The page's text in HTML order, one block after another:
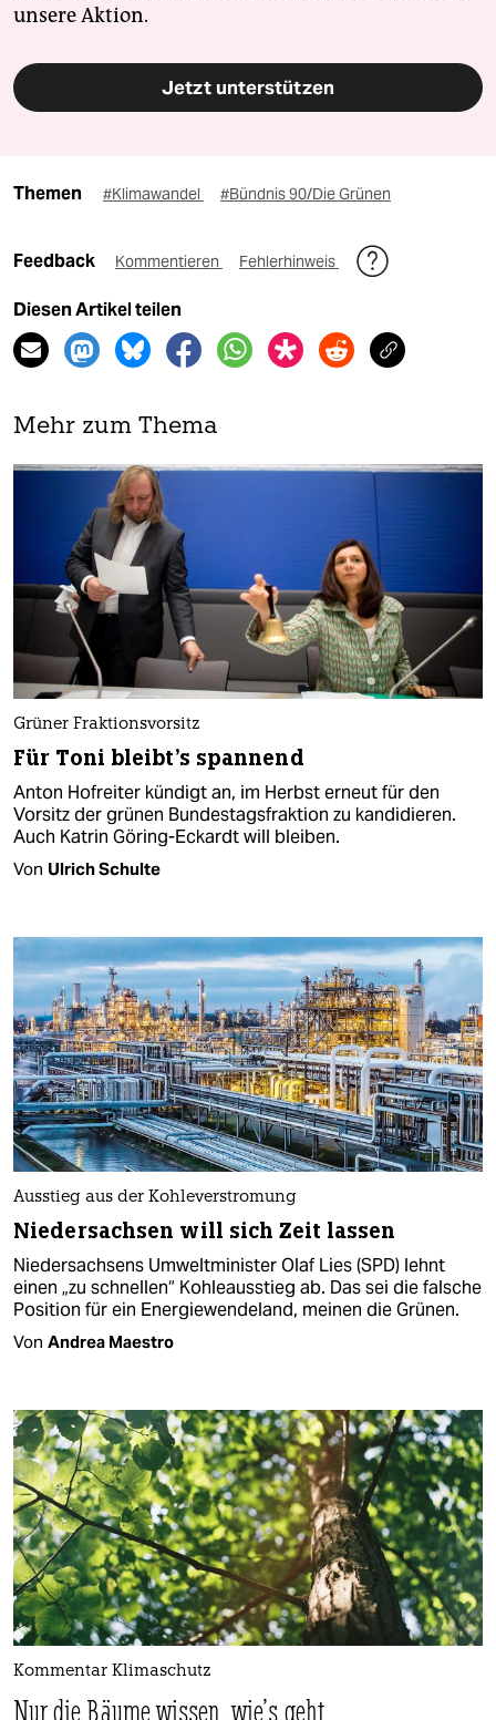
unsere Aktion.
Jetzt unterstützen
Themen #Klimawandel #Bündnis 90/Die Grünen
Feedback Kommentieren Fehlerhinweis
Diesen Artikel teilen
Mehr zum Thema
Grüner Fraktionsvorsitz
Für Toni bleibt's spannend
Anton Hofreiter kündigt an, im Herbst erneut für den
Vorsitz der grünen Bundestagsfraktion zu kandidieren.
Auch Katrin Göring-Eckardt will bleiben.
Von Ulrich Schulte
Ausstieg aus der Kohleverstromung
Niedersachsen will sich Zeit lassen
Niedersachsens Umweltminister Olaf Lies (SPD) lehnt
einen „zu schnellen“ Kohleausstieg ab. Das sei die falsche
Position für ein Energiewendeland, meinen die Grünen.
Von Andrea Maestro
Kommentar Klimaschutz
Nur die Bäume wissen, wie's geht